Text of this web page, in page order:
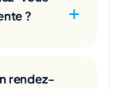
?
rendez-